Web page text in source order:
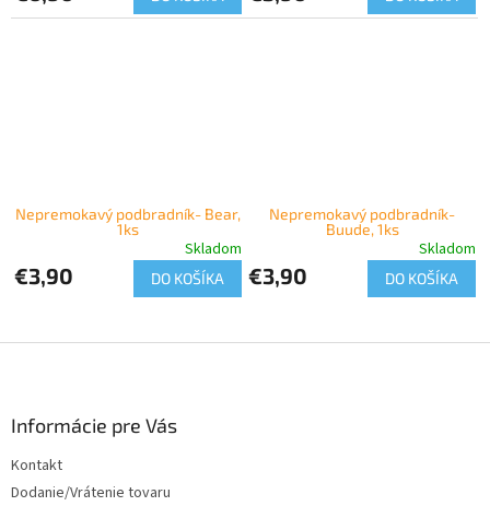
Nepremokavý podbradník- Bear,
1ks
Skladom
€3,90 DO KOŠÍKA
Nepremokavý podbradník-
Buude, 1ks
Skladom
€3,90 DO KOŠÍKA
Informácie pre Vás
Kontakt
Dodanie/Vrátenie tovaru